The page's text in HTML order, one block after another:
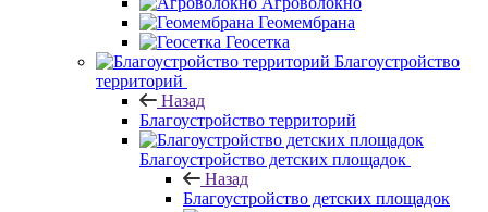
Геомембрана
Геосетка
Благоустройство
территорий
Назад
Благоустройство территорий
Благоустройство детских площадок
Назад
Благоустройство детских площадок